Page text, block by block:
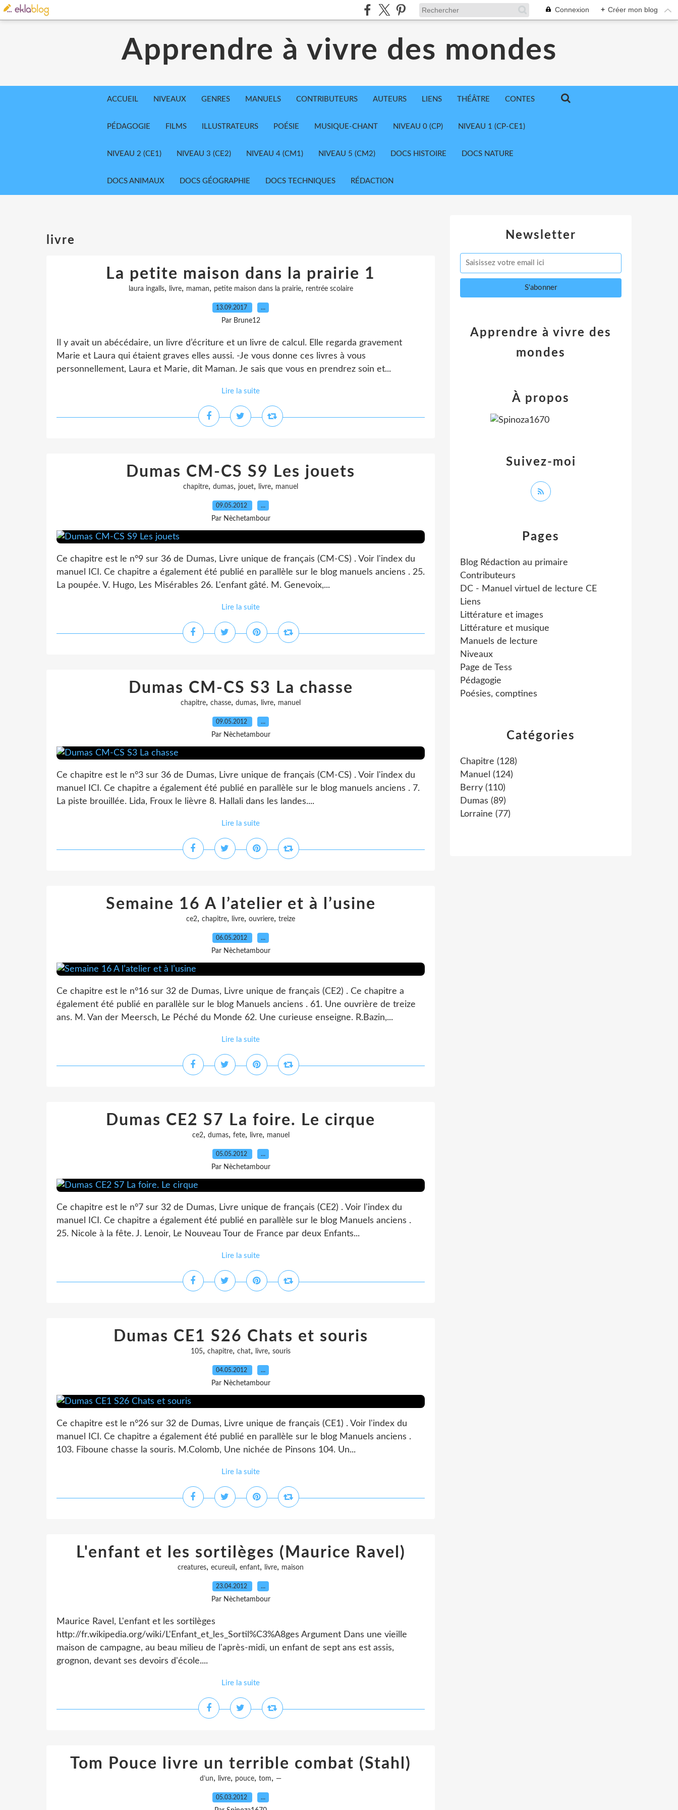
Connexion + Créer mon blog
Apprendre à vivre des mondes
ACCUEIL NIVEAUX GENRES MANUELS CONTRIBUTEURS AUTEURS LIENS THÉÂTRE CONTES
PÉDAGOGIE FILMS ILLUSTRATEURS POÉSIE MUSIQUE-CHANT NIVEAU 0 (CP) NIVEAU 1 (CP-CE1)
NIVEAU 2 (CE1) NIVEAU 3 (CE2) NIVEAU 4 (CM1) NIVEAU 5 (CM2) DOCS HISTOIRE DOCS NATURE
DOCS ANIMAUX DOCS GÉOGRAPHIE DOCS TECHNIQUES RÉDACTION
livre
La petite maison dans la prairie 1
laura ingalls, livre, maman, petite maison dans la prairie, rentrée scolaire
13.09.2017 …
Par Brune12
Il y avait un abécédaire, un livre d’écriture et un livre de calcul. Elle regarda gravement
Marie et Laura qui étaient graves elles aussi. -Je vous donne ces livres à vous
personnellement, Laura et Marie, dit Maman. Je sais que vous en prendrez soin et...
Lire la suite
Dumas CM-CS S9 Les jouets
chapitre, dumas, jouet, livre, manuel
09.05.2012 …
Par Nèchetambour
Ce chapitre est le n°9 sur 36 de Dumas, Livre unique de français (CM-CS) . Voir l'index du
manuel ICI. Ce chapitre a également été publié en parallèle sur le blog manuels anciens . 25.
La poupée. V. Hugo, Les Misérables 26. L'enfant gâté. M. Genevoix,...
Lire la suite
Dumas CM-CS S3 La chasse
chapitre, chasse, dumas, livre, manuel
09.05.2012 …
Par Nèchetambour
Ce chapitre est le n°3 sur 36 de Dumas, Livre unique de français (CM-CS) . Voir l'index du
manuel ICI. Ce chapitre a également été publié en parallèle sur le blog manuels anciens . 7.
La piste brouillée. Lida, Froux le lièvre 8. Hallali dans les landes....
Lire la suite
Semaine 16 A l’atelier et à l’usine
ce2, chapitre, livre, ouvriere, treize
06.05.2012 …
Par Nèchetambour
Ce chapitre est le n°16 sur 32 de Dumas, Livre unique de français (CE2) . Ce chapitre a
également été publié en parallèle sur le blog Manuels anciens . 61. Une ouvrière de treize
ans. M. Van der Meersch, Le Péché du Monde 62. Une curieuse enseigne. R.Bazin,...
Lire la suite
Dumas CE2 S7 La foire. Le cirque
ce2, dumas, fete, livre, manuel
05.05.2012 …
Par Nèchetambour
Ce chapitre est le n°7 sur 32 de Dumas, Livre unique de français (CE2) . Voir l'index du
manuel ICI. Ce chapitre a également été publié en parallèle sur le blog Manuels anciens .
25. Nicole à la fête. J. Lenoir, Le Nouveau Tour de France par deux Enfants...
Lire la suite
Dumas CE1 S26 Chats et souris
105, chapitre, chat, livre, souris
04.05.2012 …
Par Nèchetambour
Ce chapitre est le n°26 sur 32 de Dumas, Livre unique de français (CE1) . Voir l'index du
manuel ICI. Ce chapitre a également été publié en parallèle sur le blog Manuels anciens .
103. Fiboune chasse la souris. M.Colomb, Une nichée de Pinsons 104. Un...
Lire la suite
L'enfant et les sortilèges (Maurice Ravel)
creatures, ecureuil , enfant, livre, maison
23.04.2012 …
Par Nèchetambour
Maurice Ravel, L'enfant et les sortilèges
http://fr.wikipedia.org/wiki/L'Enfant_et_les_Sortil%C3%A8ges Argument Dans une vieille
maison de campagne, au beau milieu de l'après-midi, un enfant de sept ans est assis,
grognon, devant ses devoirs d'école....
Lire la suite
Tom Pouce livre un terrible combat (Stahl)
d’un, livre, pouce, tom, —
05.03.2012 …
Newsletter
Catégories
Chapitre (128)
Manuel (124)
Berry (110)
Dumas (89)
Lorraine (77)
Pages
Blog Rédaction au primaire
Contributeurs
DC - Manuel virtuel de lecture CE
Liens
Littérature et images
Littérature et musique
Manuels de lecture
Niveaux
Page de Tess
Pédagogie
Poésies, comptines
Apprendre à vivre des
mondes
Suivez-moi
À propos